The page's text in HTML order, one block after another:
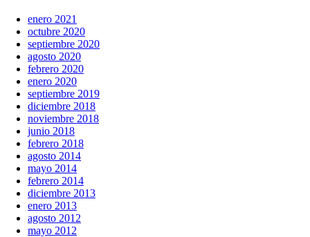
enero 2021
octubre 2020
septiembre 2020
agosto 2020
febrero 2020
enero 2020
septiembre 2019
diciembre 2018
noviembre 2018
junio 2018
febrero 2018
agosto 2014
mayo 2014
febrero 2014
diciembre 2013
enero 2013
agosto 2012
mayo 2012